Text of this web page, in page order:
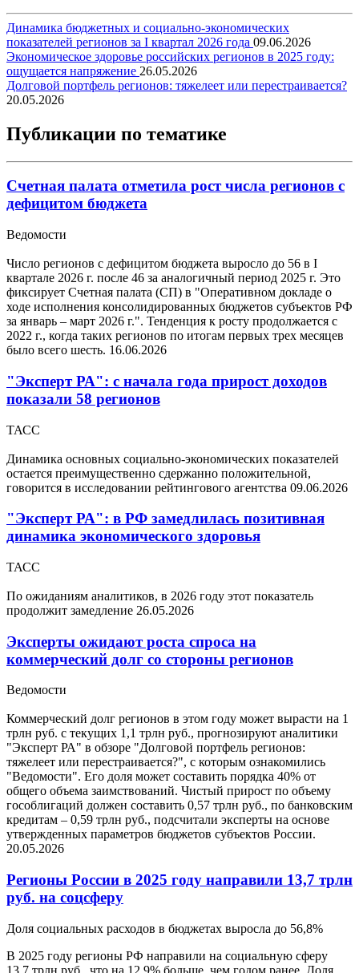
Динамика бюджетных и социально-экономических
показателей регионов за I квартал 2026 года 09.06.2026
Экономическое здоровье российских регионов в 2025 году:
ощущается напряжение 26.05.2026
Долговой портфель регионов: тяжелеет или перестраивается?
20.05.2026
Публикации по тематике
Счетная палата отметила рост числа регионов с
дефицитом бюджета
Ведомости
Число регионов с дефицитом бюджета выросло до 56 в I
квартале 2026 г. после 46 за аналогичный период 2025 г. Это
фиксирует Счетная палата (СП) в "Оперативном докладе о
ходе исполнения консолидированных бюджетов субъектов РФ
за январь – март 2026 г.". Тенденция к росту продолжается с
2022 г., когда таких регионов по итогам первых трех месяцев
было всего шесть. 16.06.2026
"Эксперт РА": с начала года прирост доходов
показали 58 регионов
ТАСС
Динамика основных социально-экономических показателей
остается преимущественно сдержанно положительной,
говорится в исследовании рейтингового агентства 09.06.2026
"Эксперт РА": в РФ замедлилась позитивная
динамика экономического здоровья
ТАСС
По ожиданиям аналитиков, в 2026 году этот показатель
продолжит замедление 26.05.2026
Эксперты ожидают роста спроса на
коммерческий долг со стороны регионов
Ведомости
Коммерческий долг регионов в этом году может вырасти на 1
трлн руб. с текущих 1,1 трлн руб., прогнозируют аналитики
"Эксперт РА" в обзоре "Долговой портфель регионов:
тяжелеет или перестраивается?", с которым ознакомились
"Ведомости". Его доля может составить порядка 40% от
общего объема заимствований. Чистый прирост по объему
гособлигаций должен составить 0,57 трлн руб., по банковским
кредитам – 0,59 трлн руб., подсчитали эксперты на основе
утвержденных параметров бюджетов субъектов России.
20.05.2026
Регионы России в 2025 году направили 13,7 трлн
руб. на соцсферу
Доля социальных расходов в бюджетах выросла до 56,8%
В 2025 году регионы РФ направили на социальную сферу
13,7 трлн руб., что на 12,9% больше, чем годом ранее. Доля